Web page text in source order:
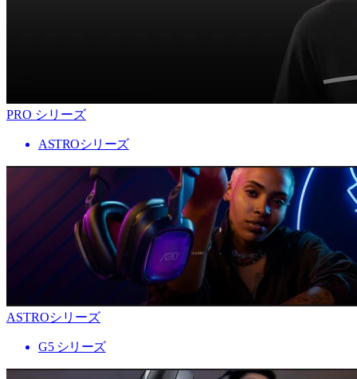
PRO シリーズ
ASTROシリーズ
ASTROシリーズ
G5 シリーズ